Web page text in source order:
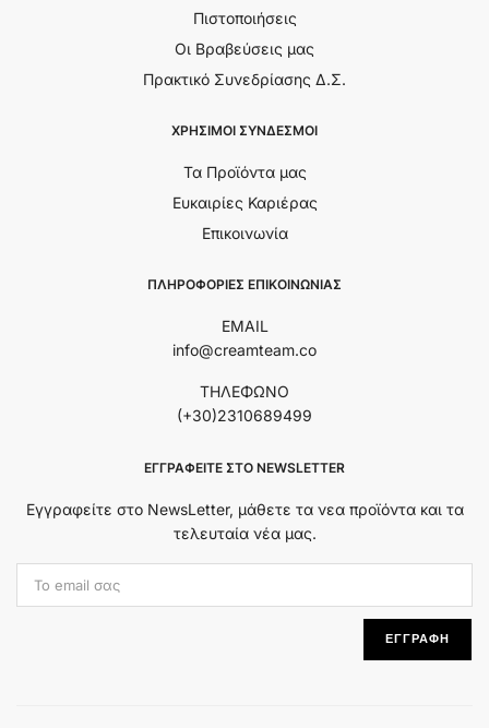
Πιστοποιήσεις
Οι Βραβεύσεις μας
Πρακτικό Συνεδρίασης Δ.Σ.
ΧΡΗΣΙΜΟΙ ΣΥΝΔΕΣΜΟΙ
Τα Προϊόντα μας
Ευκαιρίες Καριέρας
Επικοινωνία
ΠΛΗΡΟΦΟΡΙΕΣ ΕΠΙΚΟΙΝΩΝΙΑΣ
EMAIL
info@creamteam.co
ΤΗΛΕΦΩΝΟ
(+30)2310689499
ΕΓΓΡΑΦΕΊΤΕ ΣΤΟ NEWSLETTER
Εγγραφείτε στο NewsLetter, μάθετε τα νεα προϊόντα και τα
τελευταία νέα μας.
Εmail Address:
ΕΓΓΡΑΦΗ